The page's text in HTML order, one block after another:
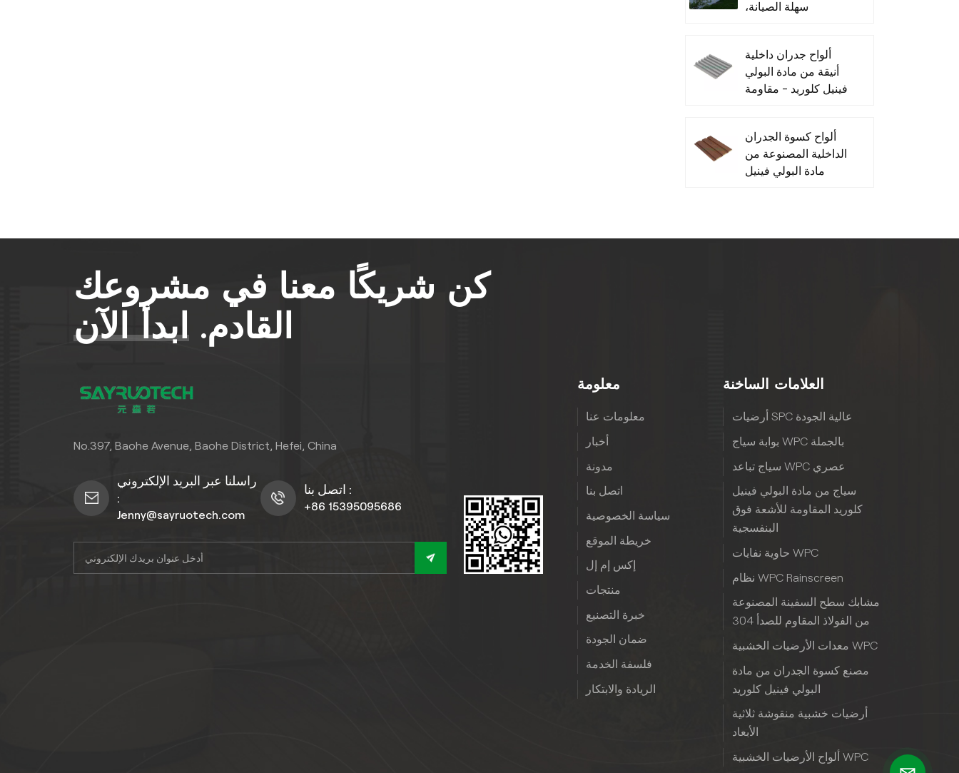
سهلة الصيانة،
ألواح جدران داخلية
أنيقة من مادة البولي
فينيل كلوريد - مقاومة
ألواح كسوة الجدران
الداخلية المصنوعة من
مادة البولي فينيل
كن شريكًا معنا في مشروعك
القادم. ابدأ الآن
No.397, Baohe Avenue, Baohe District, Hefei, China
راسلنا عبر البريد الإلكتروني
:
Jenny@sayruotech.com
اتصل بنا :
+86 15395095686
معلومة
معلومات عنا
أخبار
مدونة
اتصل بنا
سياسة الخصوصية
خريطة الموقع
إكس إم إل
منتجات
خبرة التصنيع
ضمان الجودة
فلسفة الخدمة
الريادة والابتكار
العلامات الساخنة
أرضيات SPC عالية الجودة
بوابة سياج WPC بالجملة
سياج تباعد WPC عصري
سياج من مادة البولي فينيل
كلوريد المقاومة للأشعة فوق
البنفسجية
حاوية نفايات WPC
نظام WPC Rainscreen
مشابك سطح السفينة المصنوعة
من الفولاذ المقاوم للصدأ 304
معدات الأرضيات الخشبية WPC
مصنع كسوة الجدران من مادة
البولي فينيل كلوريد
أرضيات خشبية منقوشة ثلاثية
الأبعاد
ألواح الأرضيات الخشبية WPC